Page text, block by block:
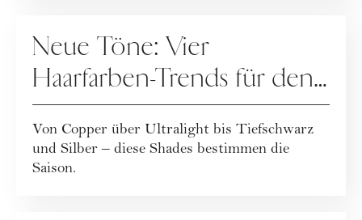
Neue Töne: Vier
Haarfarben-Trends für den
Winter
Von Copper über Ultralight bis Tiefschwarz
und Silber – diese Shades bestimmen die
Saison.